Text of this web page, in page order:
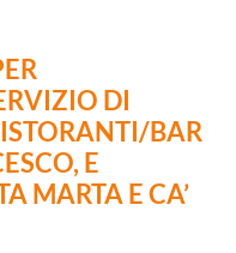
DI
BAR
E
MARTA E CA’